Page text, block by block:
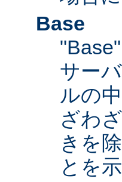
Base
サー
ルの
ざわ
きを
とを